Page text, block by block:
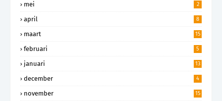
mei 2
april 8
maart 15
februari 5
januari 13
december 4
november 15